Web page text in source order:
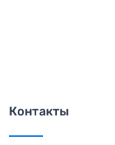
Контакты